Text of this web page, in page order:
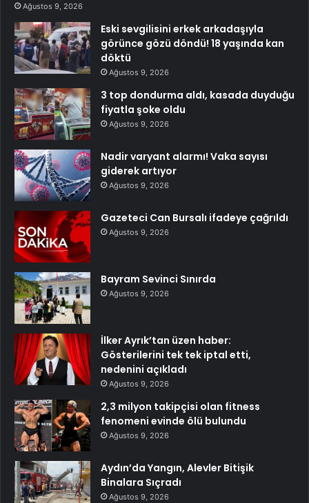
Ağustos 9, 2026
Eski sevgilisini erkek arkadaşıyla
görünce gözü döndü! 18 yaşında kan
döktü
Ağustos 9, 2026
3 top dondurma aldı, kasada duyduğu
fiyatla şoke oldu
Ağustos 9, 2026
Nadir varyant alarmı! Vaka sayısı
giderek artıyor
Ağustos 9, 2026
Gazeteci Can Bursalı ifadeye çağrıldı
Ağustos 9, 2026
Bayram Sevinci Sınırda
Ağustos 9, 2026
İlker Ayrık’tan üzen haber:
Gösterilerini tek tek iptal etti,
nedenini açıkladı
Ağustos 9, 2026
2,3 milyon takipçisi olan fitness
fenomeni evinde ölü bulundu
Ağustos 9, 2026
Aydın’da Yangın, Alevler Bitişik
Binalara Sıçradı
Ağustos 9, 2026